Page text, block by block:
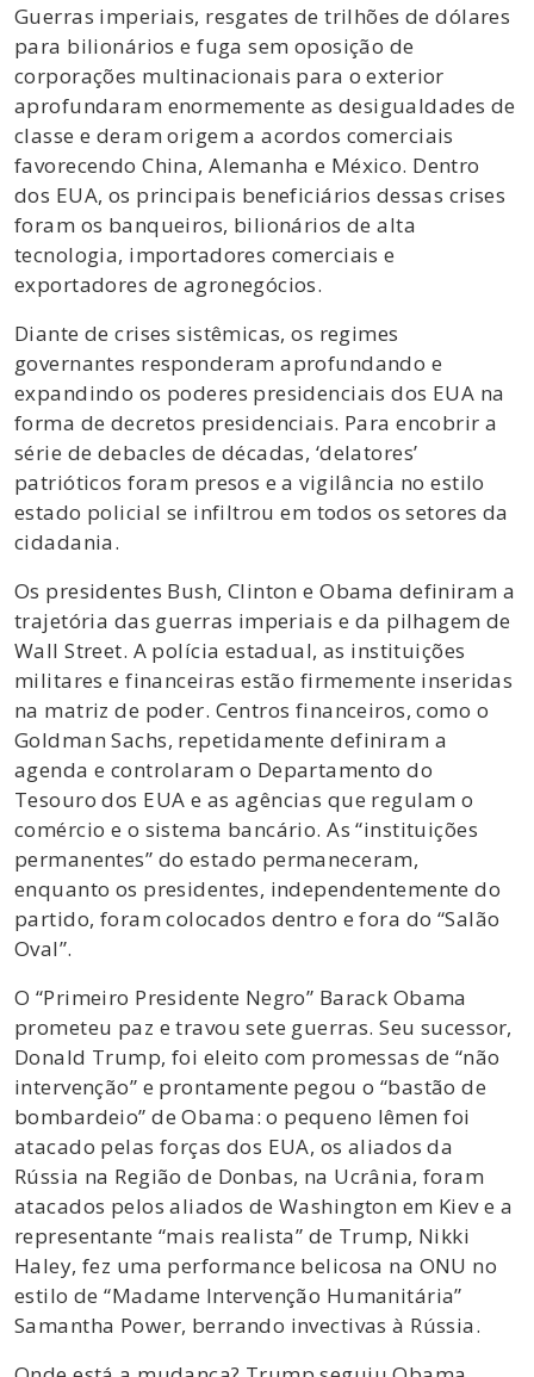
Guerras imperiais, resgates de trilhões de dólares
para bilionários e fuga sem oposição de
corporações multinacionais para o exterior
aprofundaram enormemente as desigualdades de
classe e deram origem a acordos comerciais
favorecendo China, Alemanha e México. Dentro
dos EUA, os principais beneficiários dessas crises
foram os banqueiros, bilionários de alta
tecnologia, importadores comerciais e
exportadores de agronegócios.
Diante de crises sistêmicas, os regimes
governantes responderam aprofundando e
expandindo os poderes presidenciais dos EUA na
forma de decretos presidenciais. Para encobrir a
série de debacles de décadas, ‘delatores’
patrióticos foram presos e a vigilância no estilo
estado policial se infiltrou em todos os setores da
cidadania.
Os presidentes Bush, Clinton e Obama definiram a
trajetória das guerras imperiais e da pilhagem de
Wall Street. A polícia estadual, as instituições
militares e financeiras estão firmemente inseridas
na matriz de poder. Centros financeiros, como o
Goldman Sachs, repetidamente definiram a
agenda e controlaram o Departamento do
Tesouro dos EUA e as agências que regulam o
comércio e o sistema bancário. As “instituições
permanentes” do estado permaneceram,
enquanto os presidentes, independentemente do
partido, foram colocados dentro e fora do “Salão
Oval”.
O “Primeiro Presidente Negro” Barack Obama
prometeu paz e travou sete guerras. Seu sucessor,
Donald Trump, foi eleito com promessas de “não
intervenção” e prontamente pegou o “bastão de
bombardeio” de Obama: o pequeno Iêmen foi
atacado pelas forças dos EUA, os aliados da
Rússia na Região de Donbas, na Ucrânia, foram
atacados pelos aliados de Washington em Kiev e a
representante “mais realista” de Trump, Nikki
Haley, fez uma performance belicosa na ONU no
estilo de “Madame Intervenção Humanitária”
Samantha Power, berrando invectivas à Rússia.